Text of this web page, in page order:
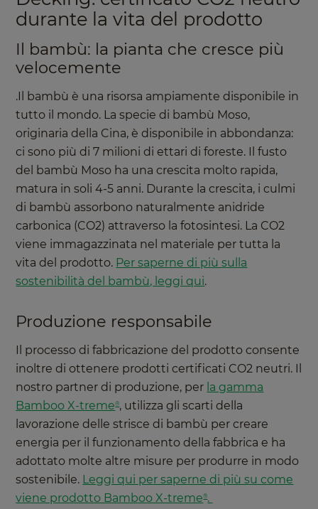
durante la vita del prodotto
Il bambù: la pianta che cresce più
velocemente
.Il bambù è una risorsa ampiamente disponibile in
tutto il mondo. La specie di bambù Moso,
originaria della Cina, è disponibile in abbondanza:
ci sono più di 7 milioni di ettari di foreste. Il fusto
del bambù Moso ha una crescita molto rapida,
matura in soli 4-5 anni. Durante la crescita, i culmi
di bambù assorbono naturalmente anidride
carbonica (CO2) attraverso la fotosintesi. La CO2
viene immagazzinata nel materiale per tutta la
vita del prodotto. Per saperne di più sulla
sostenibilità del bambù, leggi qui.
Produzione responsabile
Il processo di fabbricazione del prodotto consente
inoltre di ottenere prodotti certificati CO2 neutri. Il
nostro partner di produzione, per la gamma
Bamboo X-treme®, utilizza gli scarti della
lavorazione delle strisce di bambù per creare
energia per il funzionamento della fabbrica e ha
adottato molte altre misure per produrre in modo
sostenibile. Leggi qui per saperne di più su come
viene prodotto Bamboo X-treme®.